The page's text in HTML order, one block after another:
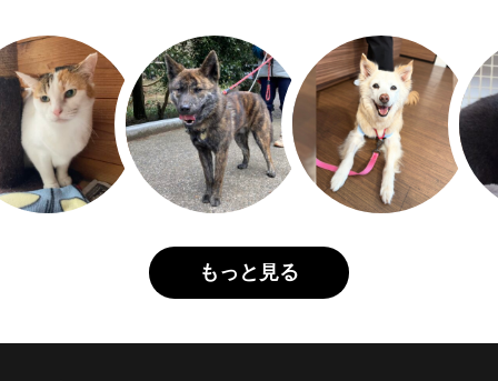
もっと見る